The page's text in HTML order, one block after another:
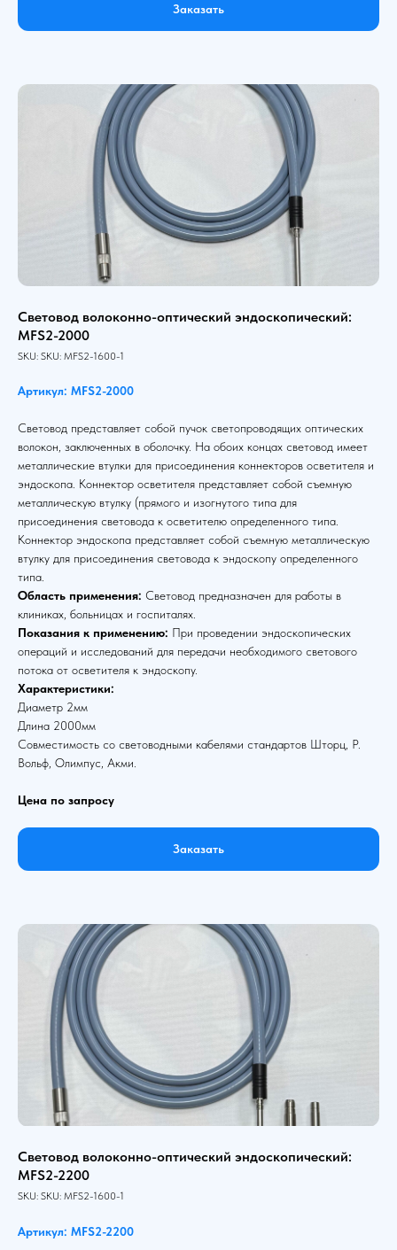
Заказать
Световод волоконно-оптический эндоскопический:
MFS2-2000
SKU: SKU: MFS2-1600-1
Артикул: MFS2-2000
Световод представляет собой пучок светопроводящих оптических
волокон, заключенных в оболочку. На обоих концах световод имеет
металлические втулки для присоединения коннекторов осветителя и
эндоскопа. Коннектор осветителя представляет собой съемную
металлическую втулку (прямого и изогнутого типа для
присоединения световода к осветителю определенного типа.
Коннектор эндоскопа представляет собой съемную металлическую
втулку для присоединения световода к эндоскопу определенного
типа.
Область применения: Световод предназначен для работы в
клиниках, больницах и госпиталях.
Показания к применению: При проведении эндоскопических
операций и исследований для передачи необходимого светового
потока от осветителя к эндоскопу.
Характеристики:
Диаметр 2мм
Длина 2000мм
Совместимость со световодными кабелями стандартов Шторц, Р.
Вольф, Олимпус, Акми.
Цена по запросу
Заказать
Световод волоконно-оптический эндоскопический:
MFS2-2200
SKU: SKU: MFS2-1600-1
Артикул: MFS2-2200